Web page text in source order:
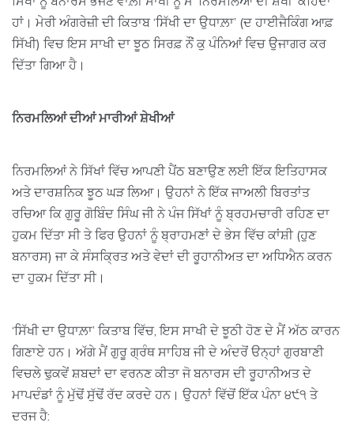
ਹਾਂ। ਮੇਰੀ ਅੰਗਰੇਜ਼ੀ ਦੀ ਕਿਤਾਬ ‘ਸਿੱਖੀ ਦਾ ਉਧਾਲ਼ਾ’ (ਦ ਹਾਈਜੈਕਿੰਗ ਆਫ਼
ਸਿੱਖੀ) ਵਿਚ ਇਸ ਸਾਖੀ ਦਾ ਝੂਠ ਸਿਰਫ਼ ਨੌਂ ਕੁ ਪੰਨਿਆਂ ਵਿਚ ਉਜਾਗਰ ਕਰ
ਦਿੱਤਾ ਗਿਆ ਹੈ।
ਨਿਰਮਲਿਆਂ ਦੀਆਂ ਮਾਰੀਆਂ ਸ਼ੇਖੀਆਂ
ਨਿਰਮਲਿਆਂ ਨੇ ਸਿੱਖਾਂ ਵਿੱਚ ਆਪਣੀ ਪੈਂਠ ਬਣਾਉਣ ਲਈ ਇੱਕ ਇਤਿਹਾਸਕ
ਅਤੇ ਦਾਰਸ਼ਨਿਕ ਝੂਠ ਘੜ ਲਿਆ। ਉਹਨਾਂ ਨੇ ਇੱਕ ਜਾਅਲੀ ਬਿਰਤਾਂਤ
ਰਚਿਆ ਕਿ ਗੁਰੂ ਗੋਬਿੰਦ ਸਿੰਘ ਜੀ ਨੇ ਪੰਜ ਸਿੱਖਾਂ ਨੂੰ ਬ੍ਰਹਮਚਾਰੀ ਰਹਿਣ ਦਾ
ਹੁਕਮ ਦਿੱਤਾ ਸੀ ਤੇ ਫਿਰ ਉਹਨਾਂ ਨੂੰ ਬ੍ਰਾਹਮਣਾਂ ਦੇ ਭੇਸ ਵਿੱਚ ਕਾਂਸ਼ੀ (ਹੁਣ
ਬਨਾਰਸ) ਜਾ ਕੇ ਸੰਸਕ੍ਰਿਤ ਅਤੇ ਵੇਦਾਂ ਦੀ ਰੂਹਾਨੀਅਤ ਦਾ ਅਧਿਐਨ ਕਰਨ
ਦਾ ਹੁਕਮ ਦਿੱਤਾ ਸੀ।
‘ਸਿੱਖੀ ਦਾ ਉਧਾਲ਼ਾ’ ਕਿਤਾਬ ਵਿੱਚ, ਇਸ ਸਾਖੀ ਦੇ ਝੂਠੀ ਹੋਣ ਦੇ ਮੈਂ ਅੱਠ ਕਾਰਨ
ਗਿਣਾਏ ਹਨ। ਅੱਗੇ ਮੈਂ ਗੁਰੂ ਗ੍ਰੰਥ ਸਾਹਿਬ ਜੀ ਦੇ ਅੰਦਰੋਂ ੳਨ੍ਹਾਂ ਗੁਰਬਾਣੀ
ਵਿਚਲੇ ਢੁਕਵੇਂ ਸ਼ਬਦਾਂ ਦਾ ਵਰਨਣ ਕੀਤਾ ਜੋ ਬਨਾਰਸ ਦੀ ਰੂਹਾਨੀਅਤ ਦੇ
ਮਾਪਦੰਡਾਂ ਨੂੰ ਮੁੱਢੋਂ ਸੁੱਢੋਂ ਰੱਦ ਕਰਦੇ ਹਨ। ਉਹਨਾਂ ਵਿੱਚੋਂ ਇੱਕ ਪੰਨਾ ੪੯੧ ਤੇ
ਦਰਜ ਹੈ: